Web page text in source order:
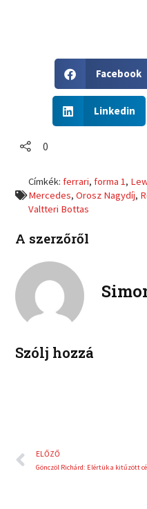
h
r
e
o
Facebook
h
n
l
i
k
d
Linkedin
0
Címkék:ferrari,forma 1,
Mercedes,Orosz Nagydíj,
Valtteri Bottas
A szerzőről
Szólj hozzá
Előző
ELŐZŐ
Gönczöl Richárd: Elértük a kitűzött